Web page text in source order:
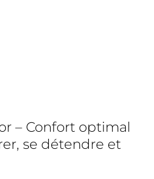
– Confort optimal
se détendre et